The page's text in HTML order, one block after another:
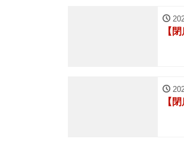
【閉
【閉